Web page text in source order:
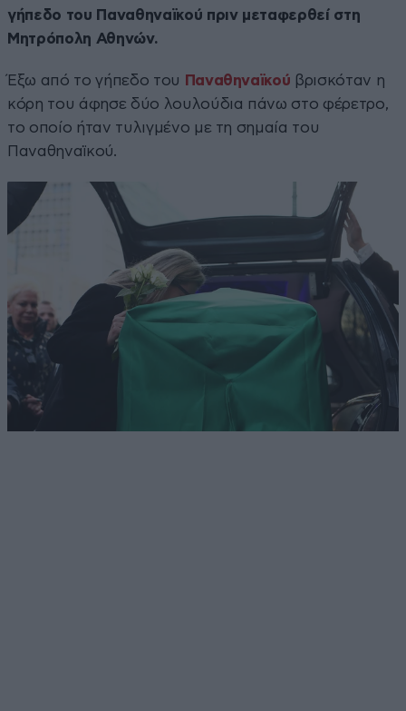
γήπεδο του Παναθηναϊκού πριν μεταφερθεί στη
Μητρόπολη Αθηνών.
Έξω από το γήπεδο του Παναθηναϊκού βρισκόταν η
κόρη του άφησε δύο λουλούδια πάνω στο φέρετρο,
το οποίο ήταν τυλιγμένο με τη σημαία του
Παναθηναϊκού.